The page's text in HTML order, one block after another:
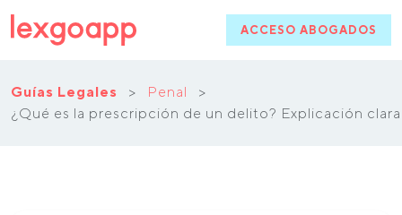
ACCESO ABOGADOS
Guías Legales > Penal
>
¿Qué es la prescripción de un delito? Explicación